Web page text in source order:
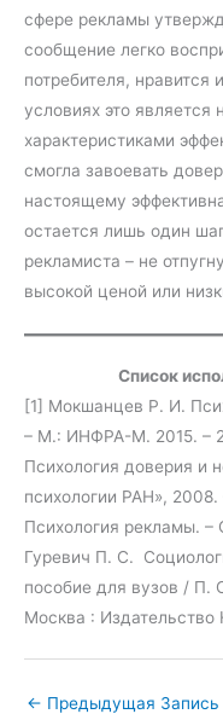
сфере рекламы
сообщение легко
потребителя,
условиях это
характеристиками
смогла завоевать
настоящему
остается лишь один
рекламиста – не
высокой ценой или
Список
[1] Мокшанцев Р. И.
– М.: ИНФРА-М. 2015. –
Психология доверия и
психологии РАН»,
Психология рекламы.
Гуревич П. С.
пособие для вузов / П.
Москва : Издательство
← Предыдущая Запись